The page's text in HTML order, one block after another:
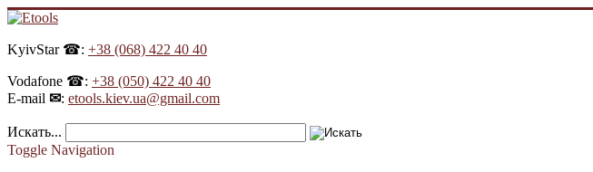
KyivStar ☎: +38 (068) 422 40 40
Vodafone ☎: +38 (050) 422 40 40
E-mail ✉: etools.kiev.ua@gmail.com
Искать...
Toggle Navigation